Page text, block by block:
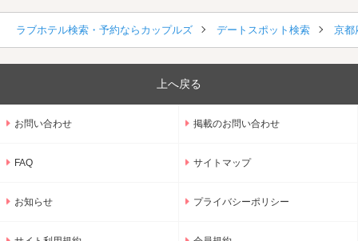
ラブホテル検索・予約ならカップルズ デートスポット検索 京都
上へ戻る
お問い合わせ 掲載のお問い合わせ
FAQ サイトマップ
お知らせ プライバシーポリシー